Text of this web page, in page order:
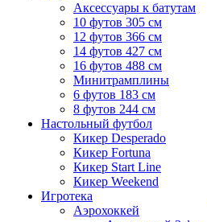
Аксессуары к батутам
10 футов 305 см
12 футов 366 см
14 футов 427 см
16 футов 488 см
Минитрамплины
6 футов 183 см
8 футов 244 см
Настольный футбол
Кикер Desperado
Кикер Fortuna
Кикер Start Line
Кикер Weekend
Игротека
Аэрохоккей